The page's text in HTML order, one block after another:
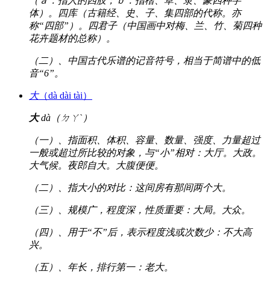
体）。四库（古籍经、史、子、集四部的代称。亦
称“四部”）。四君子（中国画中对梅、兰、竹、菊四种
花卉题材的总称）。
（二）、中国古代乐谱的记音符号，相当于简谱中的低
音“6”。
大（dà dài tài）
大dà（ㄉㄚˋ）
（一）、指面积、体积、容量、数量、强度、力量超过
一般或超过所比较的对象，与“小”相对：大厅。大政。
大气候。夜郎自大。大腹便便。
（二）、指大小的对比：这间房有那间两个大。
（三）、规模广，程度深，性质重要：大局。大众。
（四）、用于“不”后，表示程度浅或次数少：不大高
兴。
（五）、年长，排行第一：老大。